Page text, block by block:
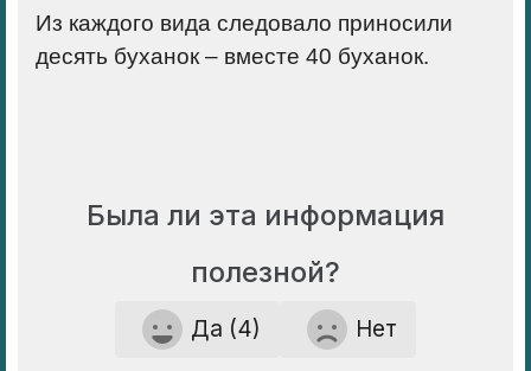
Из каждого вида следовало приносили
десять буханок – вместе 40 буханок.
Была ли эта информация
полезной?
Да (4) Нет